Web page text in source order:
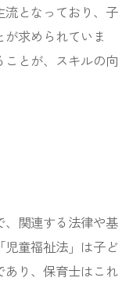
となっており、子
求められていま
とが、スキルの向
関連する法律や基
童福祉法」は子ど
あり、保育士はこれ